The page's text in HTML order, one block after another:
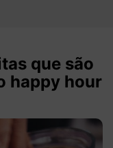
que são
happy hour